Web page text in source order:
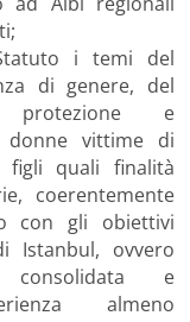
i temi del
di genere, del
protezione e
donne vittime di
quali finalità
coerentemente
con gli obiettivi
Istanbul, ovvero
e
almeno